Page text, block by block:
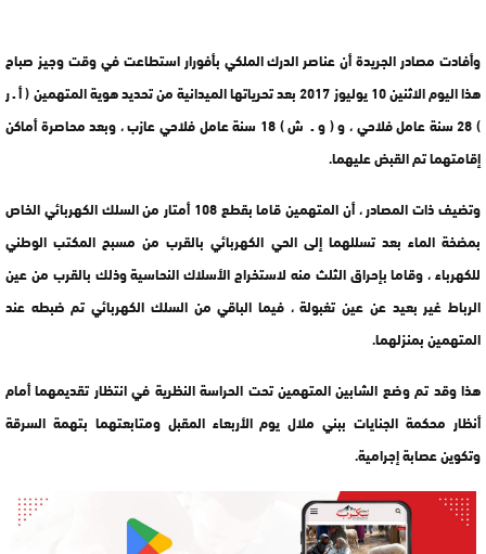
وأفادت مصادر الجريدة أن عناصر الدرك الملكي بأفورار استطاعت في وقت وجيز صباح
هذا اليوم الاثنين 10 يوليوز 2017 بعد تحرياتها الميدانية من تحديد هوية المتهمين ( أ ـ ر
) 28 سنة عامل فلاحي ، و ( و ـ ش ) 18 سنة عامل فلاحي عازب ، وبعد محاصرة أماكن
إقامتهما تم القبض عليهما.
وتضيف ذات المصادر ، أن المتهمين قاما بقطع 108 أمتار من السلك الكهربائي الخاص
بمضخة الماء بعد تسللهما إلى الحي الكهربائي بالقرب من مسبح المكتب الوطني
للكهرباء ، وقاما بإحراق الثلث منه لاستخراج الأسلاك النحاسية وذلك بالقرب من عين
الرباط غير بعيد عن عين تغبولة ، فيما الباقي من السلك الكهربائي تم ضبطه عند
المتهمين بمنزلهما.
هذا وقد تم وضع الشابين المتهمين تحت الحراسة النظرية في انتظار تقديمهما أمام
أنظار محكمة الجنايات ببني ملال يوم الأربعاء المقبل ومتابعتهما بتهمة السرقة
وتكوين عصابة إجرامية.